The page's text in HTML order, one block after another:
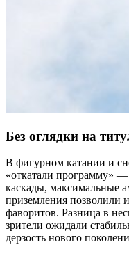
Без оглядки на
В фигурном катании и
«откатали программу»
каскады, максимальные
приземления позволили
фаворитов. Разница в
зрители ожидали
дерзость нового